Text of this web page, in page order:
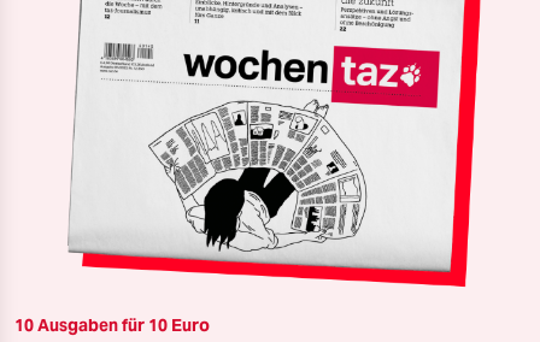
10 Ausgaben für 10 Euro